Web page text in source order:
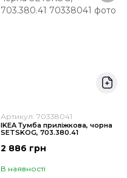
Артикул: 70338041
IKEA Тумба приліжкова, чорна
SETSKOG, 703.380.41
2 886 грн
В наявності